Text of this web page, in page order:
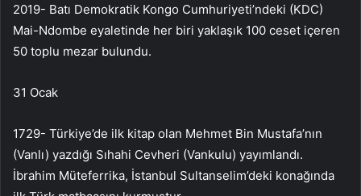
2019- Batı Demokratik Kongo Cumhuriyeti’ndeki (KDC)
Mai-Ndombe eyaletinde her biri yaklaşık 100 ceset içeren
50 toplu mezar bulundu.
31 Ocak
1729- Türkiye’de ilk kitap olan Mehmet Bin Mustafa’nın
(Vanlı) yazdığı Sıhahi Cevheri (Vankulu) yayımlandı.
İbrahim Müteferrika, İstanbul Sultanselim’deki konağında